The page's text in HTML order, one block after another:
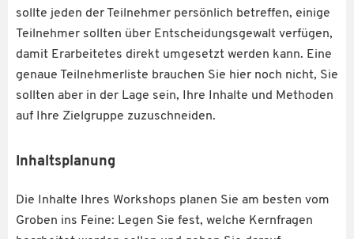
sollte jeden der Teilnehmer persönlich betreffen, einige
Teilnehmer sollten über Entscheidungsgewalt verfügen,
damit Erarbeitetes direkt umgesetzt werden kann. Eine
genaue Teilnehmerliste brauchen Sie hier noch nicht, Sie
sollten aber in der Lage sein, Ihre Inhalte und Methoden
auf Ihre Zielgruppe zuzuschneiden.
Inhaltsplanung
Die Inhalte Ihres Workshops planen Sie am besten vom
Groben ins Feine: Legen Sie fest, welche Kernfragen